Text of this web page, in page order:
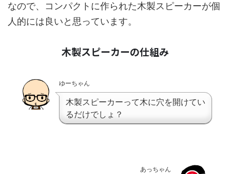
なので、コンパクトに作られた木製スピーカーが個
人的には良いと思っています。
木製スピーカーの仕組み
ゆーちゃん
木製スピーカーって木に穴を開けてい
るだけでしょ？
あっちゃん